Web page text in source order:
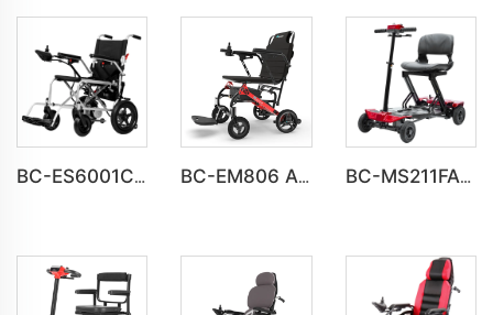
BC-ES6001C Günstiger Preis Faltbarer Portabler Elektrischer Rollstuhl BC-EM806 All-Terrain-Magnesium-Rollstuhl | Korrosionsbeständiger Rahmen für Outdoor-Abenteuer BC-MS211FAF Vollautomatischer Klappbarer Elektrischer 4-Rad-Mobilitätsscooter für Erwachsene